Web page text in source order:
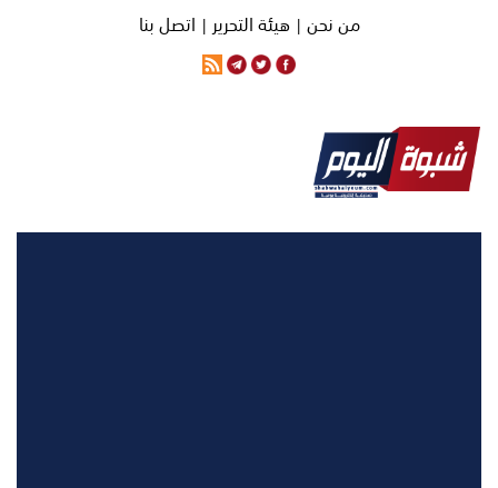
من نحن |هيئة التحرير | اتصل بنا